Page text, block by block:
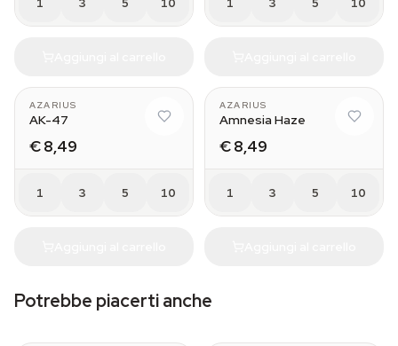
AZARIUS
AK-47
€ 8,49
1 3 5 10
AZARIUS
Amnesia Haze
€ 8,49
1 3 5 10
Potrebbe piacerti anche